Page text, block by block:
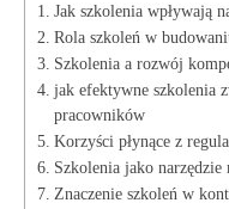
Jak szkolenia wpływają
Rola szkoleń w
Szkolenia a rozwój
jak efektywne szkolenia
pracowników
Korzyści płynące z
Szkolenia jako narzędzie
Znaczenie szkoleń w